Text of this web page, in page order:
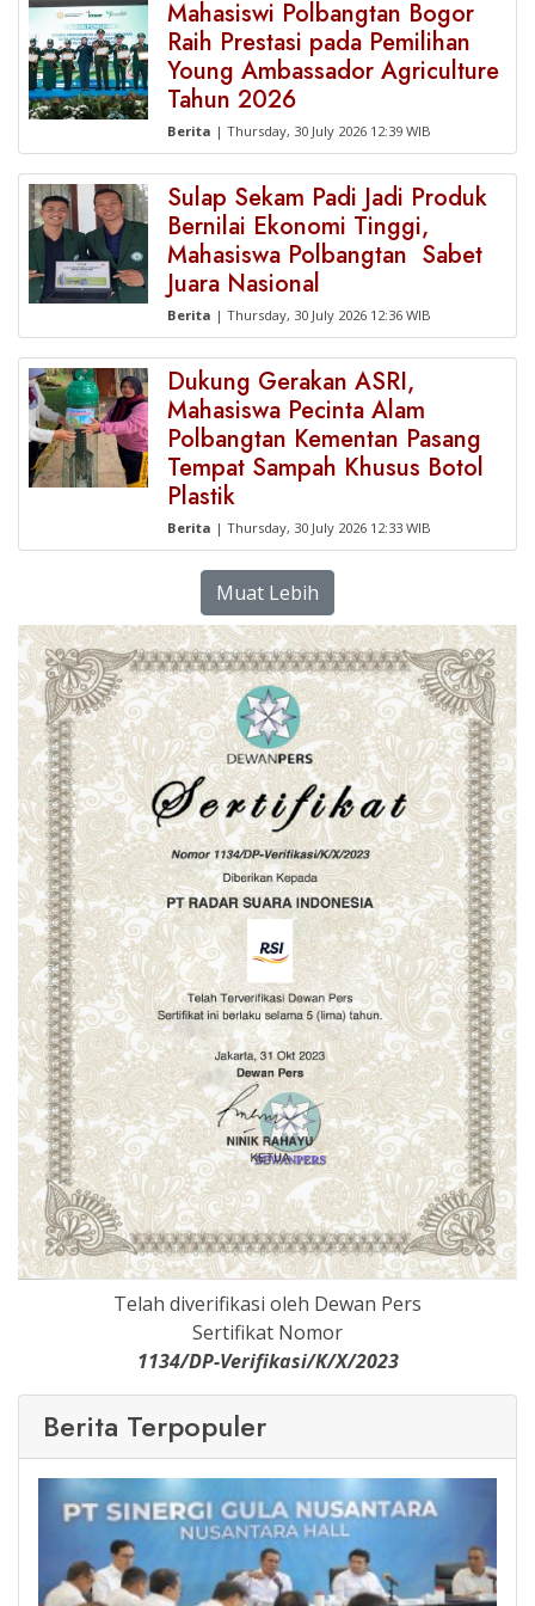
Mahasiswi Polbangtan Bogor
Raih Prestasi pada Pemilihan
Young Ambassador Agriculture
Tahun 2026
Berita | Thursday, 30 July 2026 12:39 WIB
Sulap Sekam Padi Jadi Produk
Bernilai Ekonomi Tinggi,
Mahasiswa Polbangtan Sabet
Juara Nasional
Berita | Thursday, 30 July 2026 12:36 WIB
Dukung Gerakan ASRI,
Mahasiswa Pecinta Alam
Polbangtan Kementan Pasang
Tempat Sampah Khusus Botol
Plastik
Berita | Thursday, 30 July 2026 12:33 WIB
Muat Lebih
Telah diverifikasi oleh Dewan Pers
Sertifikat Nomor
1134/DP-Verifikasi/K/X/2023
Berita Terpopuler